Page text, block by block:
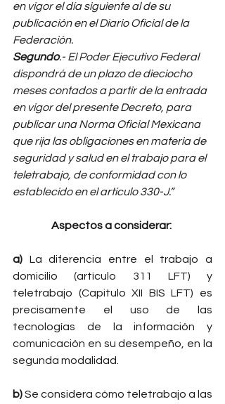
en vigor el día siguiente al de su
publicación en el Diario Oficial de la
Federación.
Segundo.- El Poder Ejecutivo Federal
dispondrá de un plazo de dieciocho
meses contados a partir de la entrada
en vigor del presente Decreto, para
publicar una Norma Oficial Mexicana
que rija las obligaciones en materia de
seguridad y salud en el trabajo para el
teletrabajo, de conformidad con lo
establecido en el artículo 330-J.”
Aspectos a considerar:
a) La diferencia entre el trabajo a
domicilio (artículo 311 LFT) y
teletrabajo (Capitulo XII BIS LFT) es
precisamente el uso de las
tecnologías de la información y
comunicación en su desempeño, en la
segunda modalidad.
b) Se considera cómo teletrabajo a las